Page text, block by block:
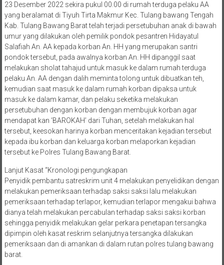
23 Desember 2022 sekira pukul 00.00 di rumah terduga pelaku AA
yang beralamat di Tiyuh Tirta Makmur Kec. Tulang bawang Tengah
Kab. Tulang Bawang Barat telah terjadi persetubuhan anak di bawah
umur yang dilakukan oleh pemilik pondok pesantren Hidayatul
Salafiah An. AA kepada korban An. HH yang merupakan santri
pondok tersebut, pada awalnya korban An. HH dipanggil saat
melakukan sholat tahajud untuk masuk ke dalam rumah terduga
pelaku An. AA dengan dalih meminta tolong untuk dibuatkan teh,
kemudian saat masuk ke dalam rumah korban dipaksa untuk
masuk ke dalam kamar, dan pelaku seketika melakukan
persetubuhan dengan korban dengan membujuk korban agar
mendapat kan ‘BAROKAH’ dari Tuhan, setelah melakukan hal
tersebut, keesokan harinya korban menceritakan kejadian tersebut
kepada ibu korban dan keluarga korban melaporkan kejadian
tersebut ke Polres Tulang Bawang Barat.
Lanjut Kasat “Kronologi pengungkapan
Penyidik pembantu satreskrim unit 4 melakukan penyelidikan dengan
melakukan pemeriksaan terhadap saksi saksi lalu melakukan
pemeriksaan terhadap terlapor, kemudian terlapor mengakui bahwa
dianya telah melakukan percabulan terhadap saksi saksi korban
sehingga penyidik melakukan gelar perkara penetapan tersangka
dipimpin oleh kasat reskrim selanjutnya tersangka dilakukan
pemeriksaan dan di amankan di dalam rutan polres tulang bawang
barat.